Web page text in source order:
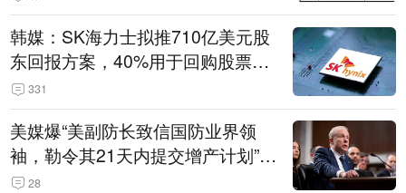
韩媒：SK海力士拟推710亿美元股
东回报方案，40%用于回购股票，
相当于美股发行规模
331
美媒爆“美副防长致信国防业界领
袖，勒令其21天内提交增产计划”，
五角大楼回应
28